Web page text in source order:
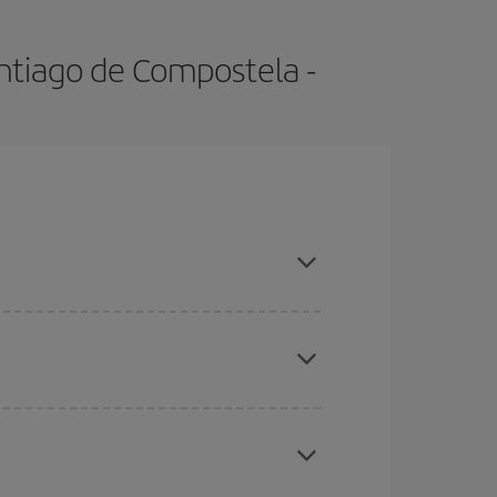
de Compostela -
días cercanos